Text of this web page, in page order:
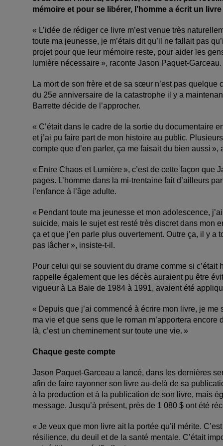
mémoire et pour se libérer, l’homme a écrit un
« L’idée de rédiger ce livre m’est venue très
toute ma jeunesse, je m’étais dit qu’il ne fallait pas
projet pour que leur mémoire reste, pour aider les
lumière nécessaire », raconte Jason Paquet-Garceau.
La mort de son frère et de sa sœur n’est pas
du 25e anniversaire de la catastrophe il y a
Barrette décide de l’approcher.
« C’était dans le cadre de la sortie du documentaire
et j’ai pu faire part de mon histoire au public.
compte que d’en parler, ça me faisait du bien aussi »,
« Entre Chaos et Lumière », c’est de cette façon que
pages. L’homme dans la mi-trentaine fait d’ailleurs
l’enfance à l’âge adulte.
« Pendant toute ma jeunesse et mon adolescence,
suicide, mais le sujet est resté très discret dans mon
ça et que j’en parle plus ouvertement. Outre ça, il y
pas lâcher », insiste-t-il.
Pour celui qui se souvient du drame comme si c’était
rappelle également que les décès auraient pu être
vigueur à La Baie de 1984 à 1991, avaient été
« Depuis que j’ai commencé à écrire mon livre, je
ma vie et que sens que le roman m’apportera
là, c’est un cheminement sur toute une vie. »
Chaque geste compte
Jason Paquet-Garceau a lancé, dans les dernières
afin de faire rayonner son livre au-delà de sa
à la production et à la publication de son livre, mais
message. Jusqu’à présent, près de 1 080 $ ont été
« Je veux que mon livre ait la portée qu’il mérite.
résilience, du deuil et de la santé mentale. C’était